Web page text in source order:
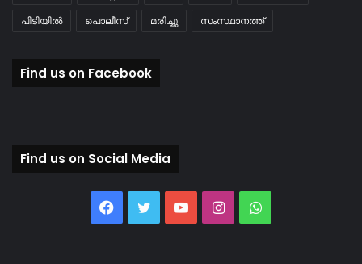
പിടിയിൽ പൊലീസ് മരിച്ചു സംസ്ഥാനത്ത്
Find us on Facebook
Find us on Social Media
Facebook
TwitterYouTubeInstagramWhatsApp